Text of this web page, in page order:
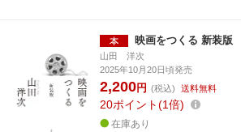
映画をつくる 新装版
山田 洋次
2025年10月20日頃発売
2,200円 (税込) 送料無料
20ポイント 1倍
在庫あり